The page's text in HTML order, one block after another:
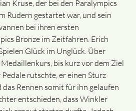
Kruse, der bei den Paralympics
Rudern gestartet war, und sein
bei ihren ersten
Bronze im Zeitfahren. Erich
Glück im Unglück. Über
bis kurz vor dem Ziel
rutschte, er einen Sturz
Rennen somit für ihn gelaufen
entschieden, dass Winkler